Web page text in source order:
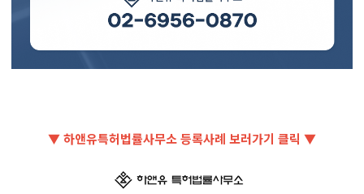
▼ 하앤유특허법률사무소 등록사례 보러가기 클릭 ▼